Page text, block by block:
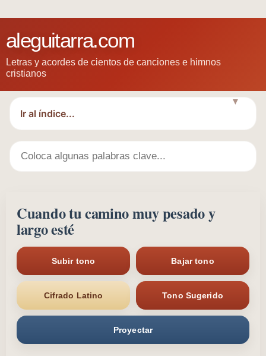
aleguitarra.com
Letras y acordes de cientos de canciones e himnos
cristianos
▼
Cuando tu camino muy pesado y
largo esté
Subir tono Bajar tono
Cifrado Latino Tono Sugerido
Proyectar